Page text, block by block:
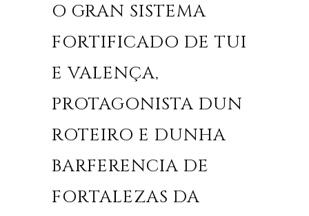
O GRAN SISTEMA
FORTIFICADO DE TUI
E VALENÇA,
PROTAGONISTA DUN
ROTEIRO E DUNHA
BARFERENCIA DE
FORTALEZAS DA